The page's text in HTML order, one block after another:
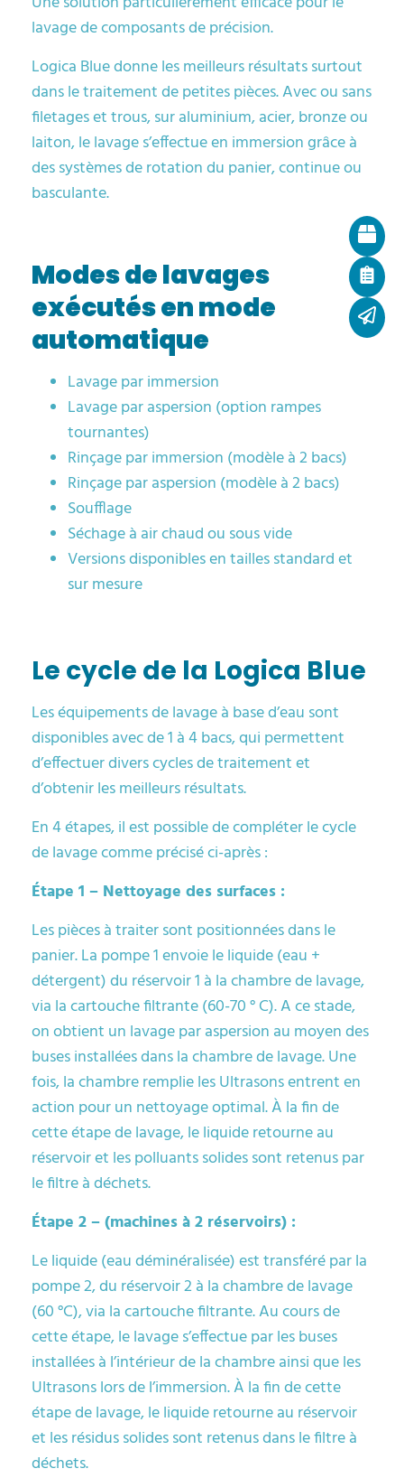
lavage de composants de précision.
Logica Blue donne les meilleurs résultats surtout
dans le traitement de petites pièces. Avec ou sans
filetages et trous, sur aluminium, acier, bronze ou
laiton, le lavage s’effectue en immersion grâce à
des systèmes de rotation du panier, continue ou
basculante.
Modes de lavages
exécutés en mode
automatique
Lavage par immersion
Lavage par aspersion (option rampes
tournantes)
Rinçage par immersion (modèle à 2 bacs)
Rinçage par aspersion (modèle à 2 bacs)
Soufflage
Séchage à air chaud ou sous vide
Versions disponibles en tailles standard et
sur mesure
Le cycle de la Logica Blue
Les équipements de lavage à base d’eau sont
disponibles avec de 1 à 4 bacs, qui permettent
d’effectuer divers cycles de traitement et
d’obtenir les meilleurs résultats.
En 4 étapes, il est possible de compléter le cycle
de lavage comme précisé ci-après :
Étape 1 – Nettoyage des surfaces :
Les pièces à traiter sont positionnées dans le
panier. La pompe 1 envoie le liquide (eau +
détergent) du réservoir 1 à la chambre de lavage,
via la cartouche filtrante (60-70 ° C). A ce stade,
on obtient un lavage par aspersion au moyen des
buses installées dans la chambre de lavage. Une
fois, la chambre remplie les Ultrasons entrent en
action pour un nettoyage optimal. À la fin de
cette étape de lavage, le liquide retourne au
réservoir et les polluants solides sont retenus par
le filtre à déchets.
Étape 2 – (machines à 2 réservoirs) :
Le liquide (eau déminéralisée) est transféré par la
pompe 2, du réservoir 2 à la chambre de lavage
(60 °C), via la cartouche filtrante. Au cours de
cette étape, le lavage s’effectue par les buses
installées à l’intérieur de la chambre ainsi que les
Ultrasons lors de l’immersion. À la fin de cette
étape de lavage, le liquide retourne au réservoir
et les résidus solides sont retenus dans le filtre à
déchets.